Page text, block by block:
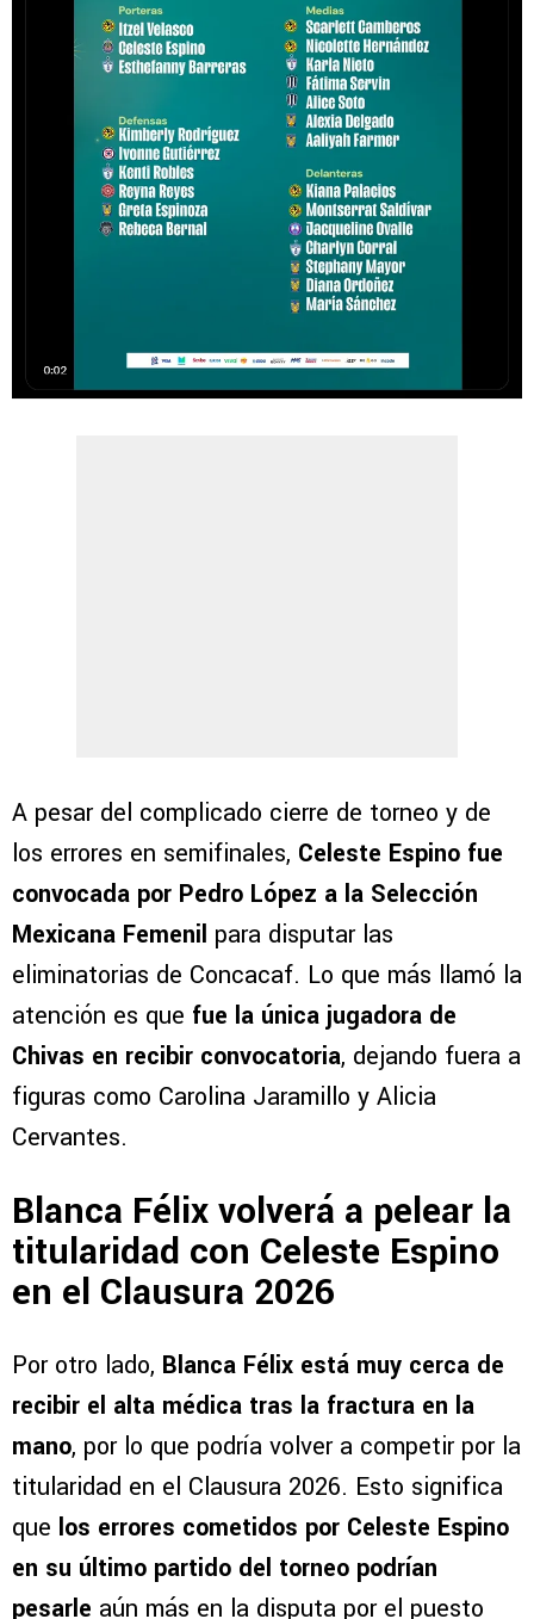
A pesar del complicado cierre de torneo y de
los errores en semifinales, Celeste Espino fue
convocada por Pedro López a la Selección
Mexicana Femenil para disputar las
eliminatorias de Concacaf. Lo que más llamó la
atención es que fue la única jugadora de
Chivas en recibir convocatoria, dejando fuera a
figuras como Carolina Jaramillo y Alicia
Cervantes.
Blanca Félix volverá a pelear la
titularidad con Celeste Espino
en el Clausura 2026
Por otro lado, Blanca Félix está muy cerca de
recibir el alta médica tras la fractura en la
mano, por lo que podría volver a competir por la
titularidad en el Clausura 2026. Esto significa
que los errores cometidos por Celeste Espino
en su último partido del torneo podrían
pesarle aún más en la disputa por el puesto